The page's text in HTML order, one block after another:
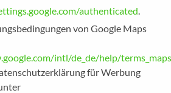
authenticated
von Google Maps
intl/de_de/help/
für Werbung